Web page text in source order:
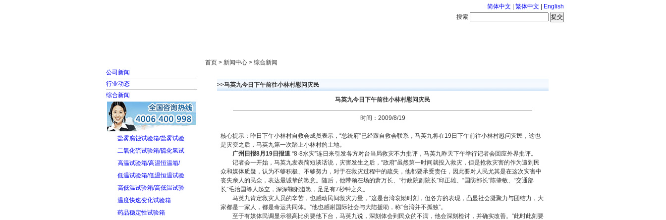
简体中文 繁体中文
English
搜索
公司新闻
行业动态
综合新闻
盐雾腐蚀试验箱/盐雾试验
二氧化硫试验箱/硫化氢试
高温试验箱/高温恒温箱/
低温试验箱/低温恒温试验
高低温试验箱/高低温试验
温度快速变化试验箱
药品稳定性试验箱
首页 > 新闻中心 > 综合新闻
>>马英九今日下午前往小林村慰问灾民
马英九今日下午前往小林村慰问灾民
时间：2009/8/19
核心提示：昨日下午小林村自救会成员表示，“总统府”已经跟自救会联系，马英九将在19日下午前往小林村慰问灾民，这也
是灾变之后，马英九第一次踏上小林村的土地。
广州日报8月19日报道“8·8水灾”连日来引发各方对台当局救灾不力批评，马英九昨天下午举行记者会回应外界批评。
记者会一开始，马英九发表简短谈话说，灾害发生之后，“政府”虽然第一时间就投入救灾，但是抢救灾害的作为遭到民
众和媒体质疑，认为不够积极、不够努力，对于在救灾过程中的疏失，他都要承受责任，因此要对人民尤其是在这次灾害中
丧失亲人的民众，表达最诚挚的歉意。随后，他带领在场的萧万长、“行政院副院长”邱正雄、“国防部长”陈肇敏、“交通部
长”毛治国等人起立，深深鞠躬道歉，足足有7秒钟之久。
马英九肯定救灾人员的辛苦，也感动民间救灾力量，“这是台湾哀恸时刻，但各方的表现，凸显社会凝聚力与团结力，大
家都是一家人，都是命运共同体。”他也感谢国际社会与大陆援助，称“台湾并不孤独”。
至于有媒体民调显示很高比例要他下台，马英九说，深刻体会到民众的不满，他会深刻检讨，并确实改善。“此时此刻要